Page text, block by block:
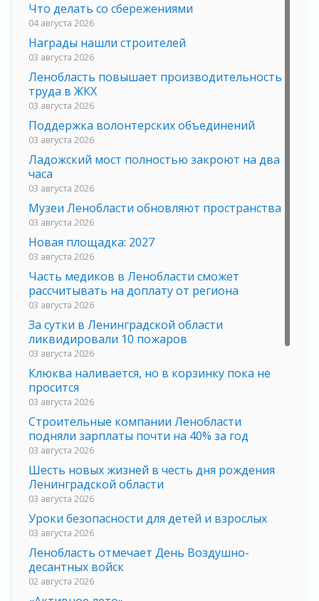
Что делать со сбережениями
04 августа 2026
Награды нашли строителей
03 августа 2026
Ленобласть повышает производительность
труда в ЖКХ
03 августа 2026
Поддержка волонтерских объединений
03 августа 2026
Ладожский мост полностью закроют на два
часа
03 августа 2026
Музеи Ленобласти обновляют пространства
03 августа 2026
Новая площадка: 2027
03 августа 2026
Часть медиков в Ленобласти сможет
рассчитывать на доплату от региона
03 августа 2026
За сутки в Ленинградской области
ликвидировали 10 пожаров
03 августа 2026
Клюква наливается, но в корзинку пока не
просится
03 августа 2026
Строительные компании Ленобласти
подняли зарплаты почти на 40% за год
03 августа 2026
Шесть новых жизней в честь дня рождения
Ленинградской области
03 августа 2026
Уроки безопасности для детей и взрослых
03 августа 2026
Ленобласть отмечает День Воздушно-
десантных войск
02 августа 2026